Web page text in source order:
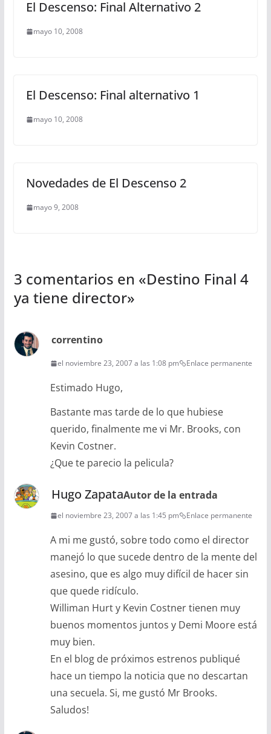
El Descenso: Final Alternativo 2
mayo 10, 2008
El Descenso: Final alternativo 1
mayo 10, 2008
Novedades de El Descenso 2
mayo 9, 2008
3 comentarios en «Destino Final 4
ya tiene director»
correntino
el noviembre 23, 2007 a las 1:08 pm Enlace permanente
Estimado Hugo,
Bastante mas tarde de lo que hubiese
querido, finalmente me vi Mr. Brooks, con
Kevin Costner.
¿Que te parecio la pelicula?
Hugo ZapataAutor de la entrada
el noviembre 23, 2007 a las 1:45 pm Enlace permanente
A mi me gustó, sobre todo como el director
manejó lo que sucede dentro de la mente del
asesino, que es algo muy difícil de hacer sin
que quede ridículo.
Williman Hurt y Kevin Costner tienen muy
buenos momentos juntos y Demi Moore está
muy bien.
En el blog de próximos estrenos publiqué
hace un tiempo la noticia que no descartan
una secuela. Si, me gustó Mr Brooks.
Saludos!